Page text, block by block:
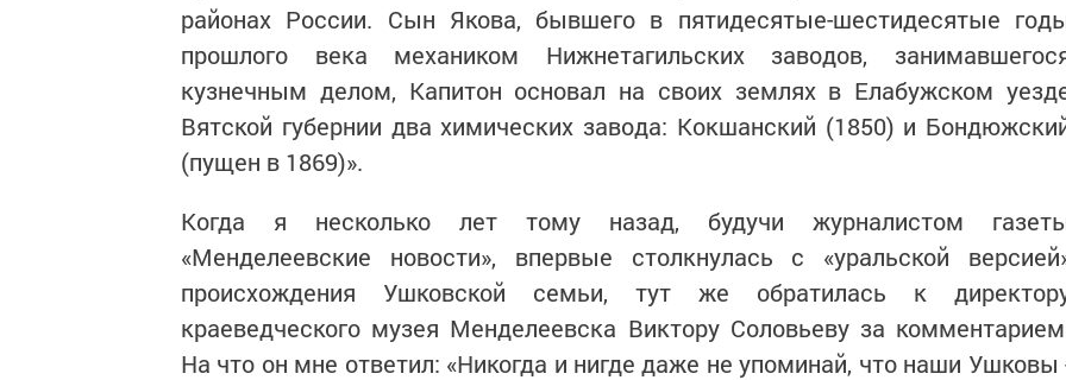
районах России. Сын Якова, бывшего в пятидесятые-шестидесятые
прошлого века механиком Нижнетагильских заводов,
кузнечным делом, Капитон основал на своих землях в Елабужском
Вятской губернии два химических завода: Кокшанский (1850) и
(пущен в 1869)».
Когда я несколько лет тому назад, будучи журналистом
«Менделеевские новости», впервые столкнулась с «уральской
происхождения Ушковской семьи, тут же обратилась к
краеведческого музея Менделеевска Виктору Соловьеву за
На что он мне ответил: «Никогда и нигде даже не упоминай, что наши Ушковы